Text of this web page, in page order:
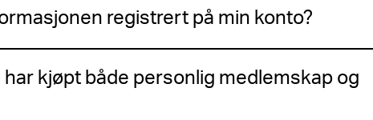
registrert på min konto?
kjøpt både personlig medlemskap og